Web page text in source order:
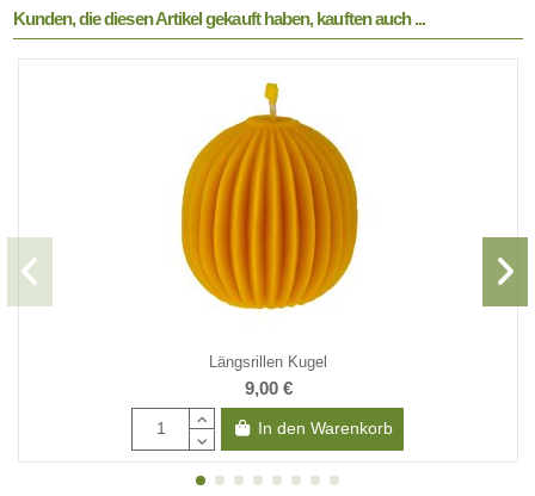
Kunden, die diesen Artikel gekauft haben, kauften auch ...
Längsrillen Kugel
9,00 €
In den Warenkorb